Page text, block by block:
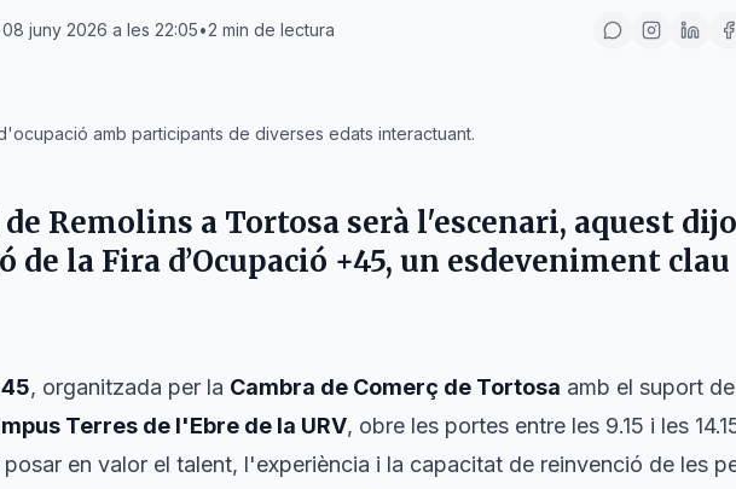
08 juny 2026 a les 22:05•2 min de lectura
amb participants de diverses edats interactuant.
Remolins a Tortosa serà l'escenari, aquest
de la Fira d’Ocupació +45, un esdeveniment
, organitzada per la Cambra de Comerç de Tortosa amb el suport de
Terres de l'Ebre de la URV, obre les portes entre les 9.15 i les
en valor el talent, l'experiència i la capacitat de reinvenció de les